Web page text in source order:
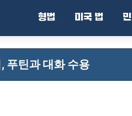
형법 미국 법
푸틴과 대화 수용